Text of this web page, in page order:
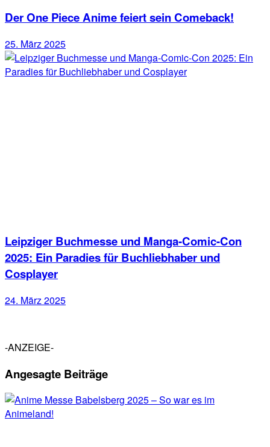
Der One Piece Anime feiert sein Comeback!
25. März 2025
Leipziger Buchmesse und Manga-Comic-Con
2025: Ein Paradies für Buchliebhaber und
Cosplayer
24. März 2025
-ANZEIGE-
Angesagte Beiträge